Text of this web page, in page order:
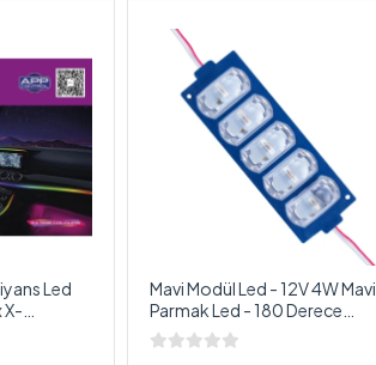
Led
X-
64
RBG Led
Mavi Modül Led - 12V 4W Mavi
Parmak Led - 180 Derece
280LM Profesyonel Modül
Led - 1 Adet